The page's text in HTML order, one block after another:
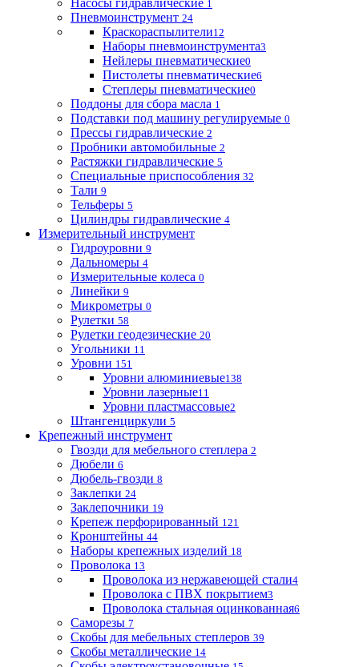
Насосы гидравлические 1
Пневмоинструмент 24
Краскораспылители12
Наборы пневмоинструмента3
Нейлеры пневматические0
Пистолеты пневматические6
Степлеры пневматические0
Поддоны для сбора масла 1
Подставки под машину регулируемые 0
Прессы гидравлические 2
Пробники автомобильные 2
Растяжки гидравлические 5
Специальные приспособления 32
Тали 9
Тельферы 5
Цилиндры гидравлические 4
Измерительный инструмент
Гидроуровни 9
Дальномеры 4
Измерительные колеса 0
Линейки 9
Микрометры 0
Рулетки 58
Рулетки геодезические 20
Угольники 11
Уровни 151
Уровни алюминиевые138
Уровни лазерные11
Уровни пластмассовые2
Штангенциркули 5
Крепежный инструмент
Гвозди для мебельного степлера 2
Дюбели 6
Дюбель-гвозди 8
Заклепки 24
Заклепочники 19
Крепеж перфорированный 121
Кронштейны 44
Наборы крепежных изделий 18
Проволока 13
Проволока из нержавеющей стали4
Проволока с ПВХ покрытием3
Проволока стальная оцинкованная6
Саморезы 7
Скобы для мебельных степлеров 39
Скобы металлические 14